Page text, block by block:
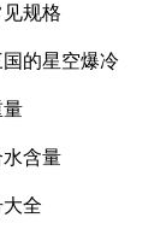
规格
的星空爆冷
量
含量
全